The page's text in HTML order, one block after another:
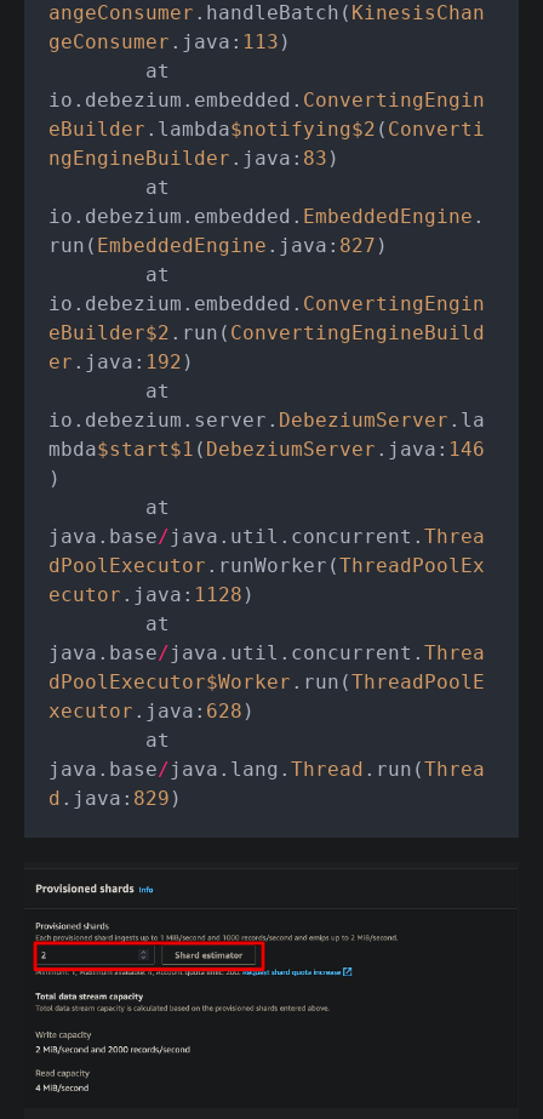
angeConsumer .handleBatch( KinesisChan
geConsumer .java: 113 )
io.debezium.embedded. ConvertingEngin
eBuilder .lambda$notifying$2 ( Converti
ngEngineBuilder .java: 83 )
io.debezium.embedded. EmbeddedEngine .
run( EmbeddedEngine .java: 827 )
io.debezium.embedded. ConvertingEngin
eBuilder$2 .run( ConvertingEngineBuild
er .java: 192 )
io.debezium.server. DebeziumServer .la
mbda$start$1 ( DebeziumServer .java: 146
)
java.base/java.util.concurrent. Threa
dPoolExecutor .runWorker(ThreadPoolEx
ecutor .java: 1128 )
java.base/java.util.concurrent. Threa
dPoolExecutor$Worker .run(ThreadPoolE
xecutor .java: 628 )
java.base/java.lang. Thread .run(Threa
d .java: 829